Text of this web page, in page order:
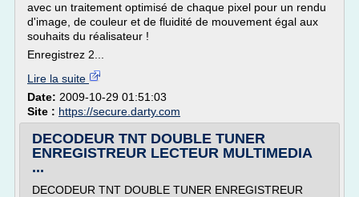
avec un traitement optimisé de chaque pixel pour un rendu
d'image, de couleur et de fluidité de mouvement égal aux
souhaits du réalisateur !
Enregistrez 2...
Lire la suite
Date: 2009-10-29 01:51:03
Site : https://secure.darty.com
DECODEUR TNT DOUBLE TUNER
ENREGISTREUR LECTEUR MULTIMEDIA
...
DECODEUR TNT DOUBLE TUNER ENREGISTREUR